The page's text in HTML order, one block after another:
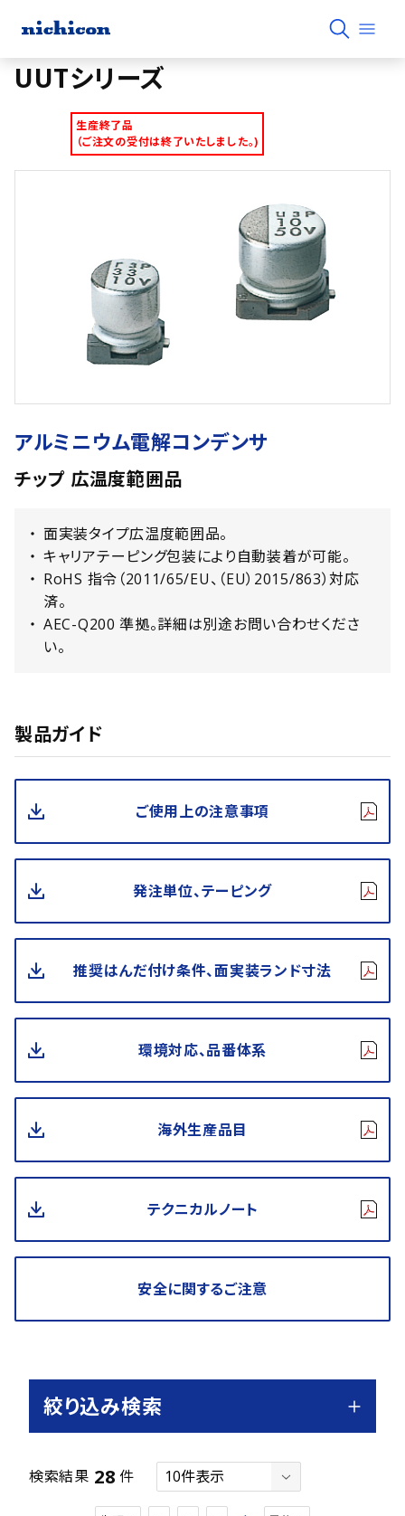
UUTシリーズ
生産終了品
（ご注文の受付は終了いたしました。)
アルミニウム電解コンデンサ
チップ 広温度範囲品
面実装タイプ広温度範囲品。
キャリアテーピング包装により自動装着が可能。
RoHS 指令（2011/65/EU、（EU）2015/863）対応
済。
AEC-Q200 準拠。詳細は別途お問い合わせくださ
い。
製品ガイド
ご使用上の注意事項
発注単位、テーピング
推奨はんだ付け条件、面実装ランド寸法
環境対応、品番体系
海外生産品目
テクニカルノート
安全に関するご注意
絞り込み検索
検索結果 28 件